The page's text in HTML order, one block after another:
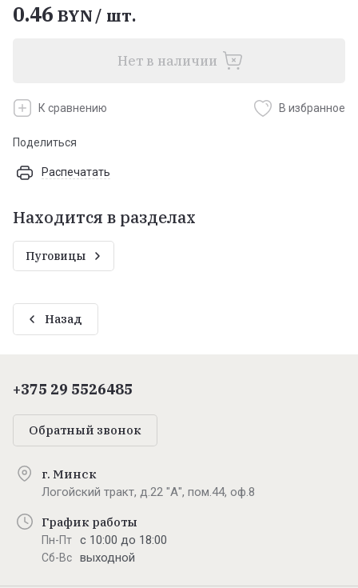
0.46 BYN/ шт.
Нет в наличии
К сравнению В избранное
Поделиться
Распечатать
Находится в разделах
Пуговицы
Назад
+375 29 5526485
Обратный звонок
г. Минск
Логойский тракт, д.22 "А", пом.44, оф.8
График работы
Пн-Пт с 10:00 до 18:00
Сб-Вс выходной